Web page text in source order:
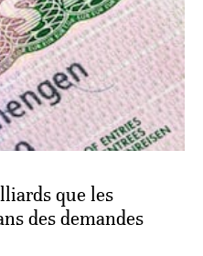
que les
des demandes